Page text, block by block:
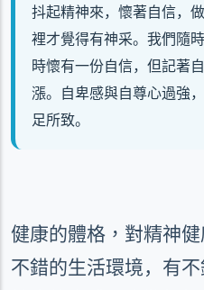
抖起精神來，懷著自信，
裡才覺得有神采。我們隨
時懷有一份自信，但記著
漲。自卑感與自尊心過強
足所致。
健康的體格，對精神健
不錯的生活環境，有